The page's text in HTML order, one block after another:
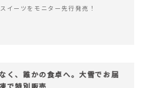
スイーツをモニター先行発売！
く、誰かの食卓へ。大雪でお届
で特別販売